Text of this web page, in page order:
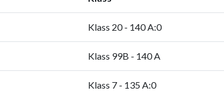
Klass 20 - 140 A:0
Klass 99B - 140 A
Klass 7 - 135 A:0